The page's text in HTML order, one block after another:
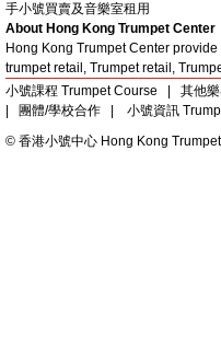
手小號買賣及音樂室租用
About Hong Kong Trumpet Center
Hong Kong Trumpet Center
trumpet retail, Trumpet retail,
小號課程 Trumpet Course
其他
團體/學校合作 小號資訊
© 香港小號中心 Hong Kong